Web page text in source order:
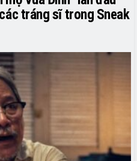
tráng sĩ trong Sneak